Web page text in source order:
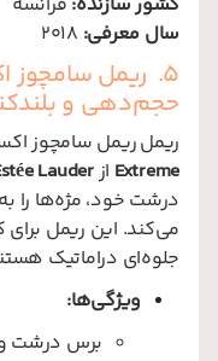
سال معرفی:
5. ریمل سامچوز
حجم‌دهی و
ریمل ریمل سامچوز
Extreme ازLauder)
درشت خود، مژه‌ها را
می‌کند. این ریمل
جلوه‌ای دراماتیک
ویژگی‌ها:
برس درشت